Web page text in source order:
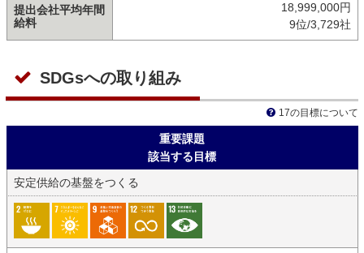
提出会社平均年間
給料
18,999,000円
9位/3,729社
SDGsへの取り組み
17の目標について
重要課題
該当する目標
安定供給の基盤をつくる